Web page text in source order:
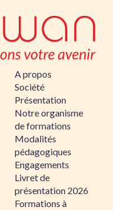
A propos
Société
Présentation
Notre organisme
de formations
Modalités
pédagogiques
Engagements
Livret de
présentation 2026
Formations à